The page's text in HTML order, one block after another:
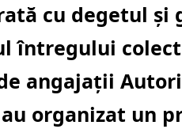
cu degetul și
întregului
angajații
organizat un